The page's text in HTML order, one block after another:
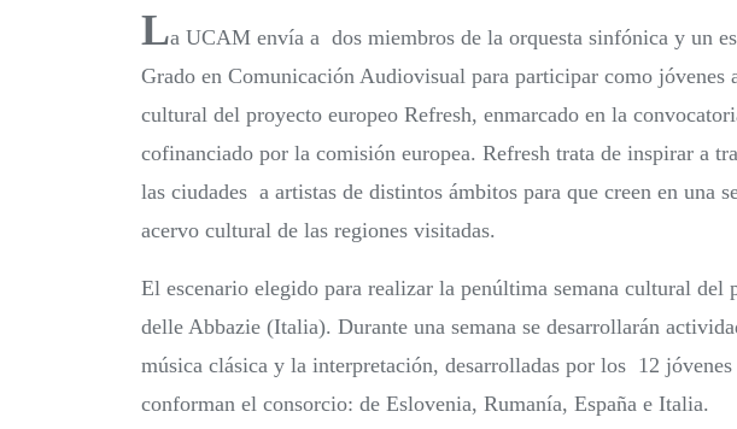
La UCAM envía a dos miembros de la orquesta sinfónica y un
Grado en Comunicación Audiovisual para participar como jóvenes
cultural del proyecto europeo Refresh, enmarcado en la
cofinanciado por la comisión europea. Refresh trata de inspirar a
las ciudades a artistas de distintos ámbitos para que creen en una
acervo cultural de las regiones visitadas.
El escenario elegido para realizar la penúltima semana cultural del
delle Abbazie (Italia). Durante una semana se desarrollarán
música clásica y la interpretación, desarrolladas por los 12 jóvenes
conforman el consorcio: de Eslovenia, Rumanía, España e Italia.